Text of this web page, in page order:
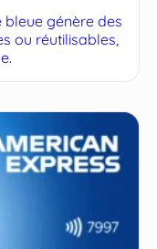
génère des
ou réutilisables,